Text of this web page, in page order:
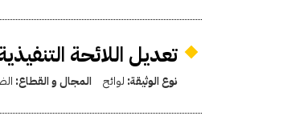
تعديل اللائحة التنفيذية
نوع الوثيقة: لوائح المجال و القطاع: